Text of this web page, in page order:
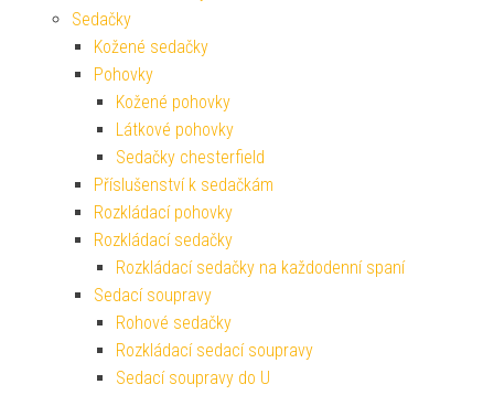
Sedačky
Kožené sedačky
Pohovky
Kožené pohovky
Látkové pohovky
Sedačky chesterfield
Příslušenství k sedačkám
Rozkládací pohovky
Rozkládací sedačky
Rozkládací sedačky na každodenní spaní
Sedací soupravy
Rohové sedačky
Rozkládací sedací soupravy
Sedací soupravy do U